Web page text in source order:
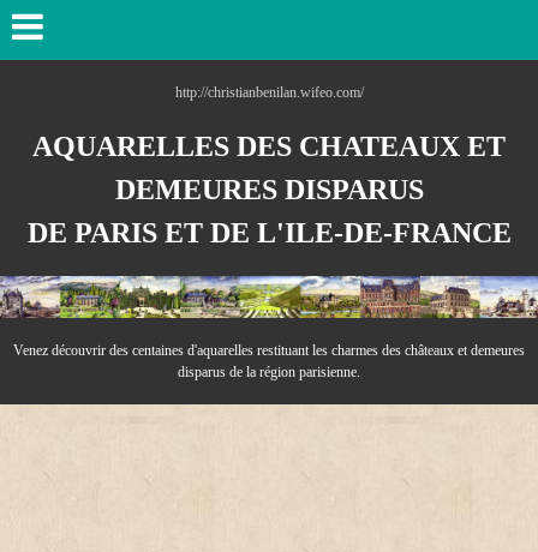
http://christianbenilan.wifeo.com/
AQUARELLES DES CHATEAUX ET
DEMEURES DISPARUS
DE PARIS ET DE L'ILE-DE-FRANCE
Venez découvrir des centaines d'aquarelles restituant les charmes des châteaux et demeures
disparus de la région parisienne.